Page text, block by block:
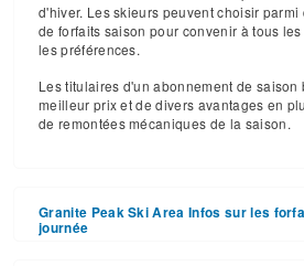
d'hiver. Les skieurs peuvent choisir parmi
de forfaits saison pour convenir à tous
les préférences.
Les titulaires d'un abonnement de saison
meilleur prix et de divers avantages en
de remontées mécaniques de la saison.
Granite Peak Ski Area Infos sur les
journée